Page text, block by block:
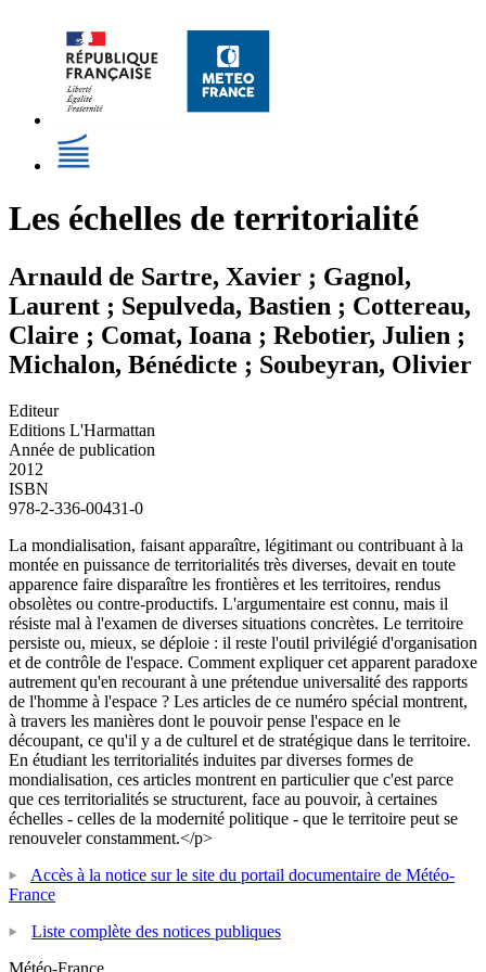
Les échelles de territorialité
Arnauld de Sartre, Xavier ; Gagnol,
Laurent ; Sepulveda, Bastien ; Cottereau,
Claire ; Comat, Ioana ; Rebotier, Julien ;
Michalon, Bénédicte ; Soubeyran, Olivier
Editeur
Editions L'Harmattan
Année de publication
2012
ISBN
978-2-336-00431-0
La mondialisation, faisant apparaître, légitimant ou contribuant à la
montée en puissance de territorialités très diverses, devait en toute
apparence faire disparaître les frontières et les territoires, rendus
obsolètes ou contre-productifs. L'argumentaire est connu, mais il
résiste mal à l'examen de diverses situations concrètes. Le territoire
persiste ou, mieux, se déploie : il reste l'outil privilégié d'organisation
et de contrôle de l'espace. Comment expliquer cet apparent paradoxe
autrement qu'en recourant à une prétendue universalité des rapports
de l'homme à l'espace ? Les articles de ce numéro spécial montrent,
à travers les manières dont le pouvoir pense l'espace en le
découpant, ce qu'il y a de culturel et de stratégique dans le territoire.
En étudiant les territorialités induites par diverses formes de
mondialisation, ces articles montrent en particulier que c'est parce
que ces territorialités se structurent, face au pouvoir, à certaines
échelles - celles de la modernité politique - que le territoire peut se
renouveler constamment.</p>
Accès à la notice sur le site du portail documentaire de Météo-
France
Liste complète des notices publiques
Météo-France